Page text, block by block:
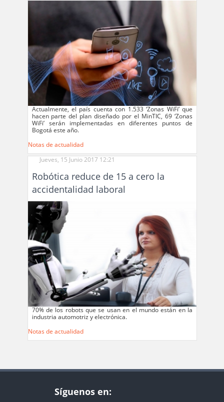
Actualmente, el país cuenta con 1.533 ‘Zonas WiFi’ que
hacen parte del plan diseñado por el MinTIC, 69 ‘Zonas
WiFi’ serán implementadas en diferentes puntos de
Bogotá este año.
Notas de actualidad
Jueves, 15 Junio 2017 12:21
Robótica reduce de 15 a cero la
accidentalidad laboral
70% de los robots que se usan en el mundo están en la
industria automotriz y electrónica.
Notas de actualidad
Síguenos en: